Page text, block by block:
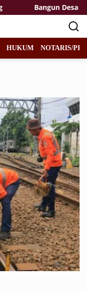
Bangun Desa
HUKUM NOTARIS/